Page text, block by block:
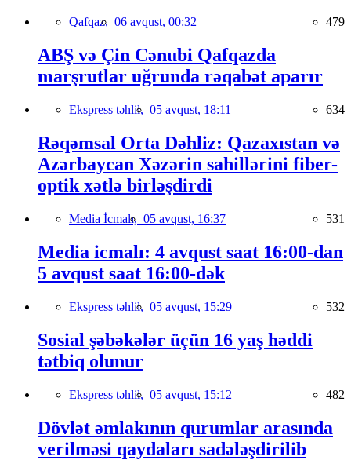
Qafqaz, 06 avqust, 00:32 479
ABŞ və Çin Cənubi Qafqazda
marşrutlar uğrunda rəqabət aparır
Ekspress təhlil, 05 avqust, 18:11 634
Rəqəmsal Orta Dəhliz: Qazaxıstan və
Azərbaycan Xəzərin sahillərini fiber-
optik xətlə birləşdirdi
Media İcmalı, 05 avqust, 16:37 531
Media icmalı: 4 avqust saat 16:00-dan
5 avqust saat 16:00-dək
Ekspress təhlil, 05 avqust, 15:29 532
Sosial şəbəkələr üçün 16 yaş həddi
tətbiq olunur
Ekspress təhlil, 05 avqust, 15:12 482
Dövlət əmlakının qurumlar arasında
verilməsi qaydaları sadələşdirilib